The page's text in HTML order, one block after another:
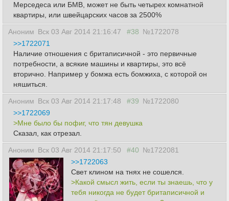
Мерседеса или БМВ, может не быть четырех комнатной
квартиры, или швейцарских часов за 2500%
Аноним Вск 03 Авг 2014 21:16:47 #38 №1722078
>>1722071
Наличие отношения с бpитаписичной - это первичные
потребности, а всякие машины и квартиры, это всё
вторично. Например у бомжа есть бомжиха, с которой он
няшиться.
Аноним Вск 03 Авг 2014 21:17:48 #39 №1722080
>>1722069
>Мне было бы пофиг, что тян девушка
Сказал, как отрезал.
Аноним Вск 03 Авг 2014 21:17:50 #40 №1722081
>>1722063
Свет клином на тнях не сошелся.
>Какой смысл жить, если ты знаешь, что у
тебя никогда не будет бpитaписичной и